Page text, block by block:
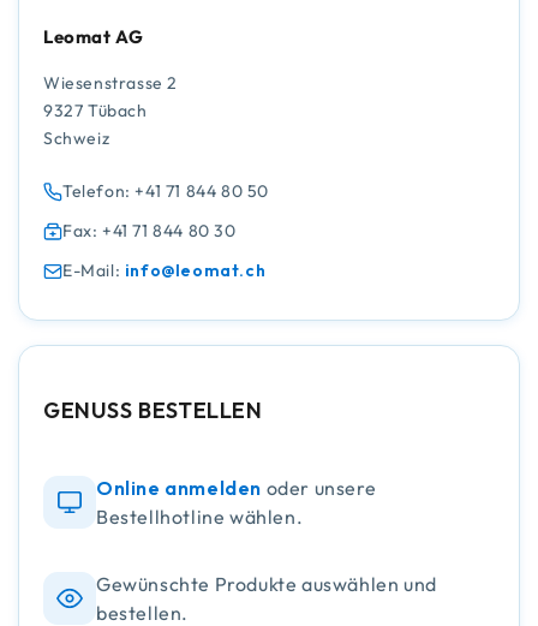
Leomat AG
Wiesenstrasse 2
9327 Tübach
Schweiz
Telefon: +41 71 844 80 50
Fax: +41 71 844 80 30
E-Mail: info@leomat.ch
GENUSS BESTELLEN
Online anmelden oder unsere
Bestellhotline wählen.
Gewünschte Produkte auswählen und
bestellen.